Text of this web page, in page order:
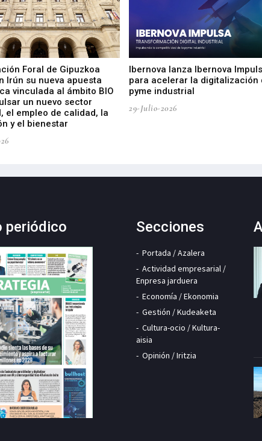
Foral de Gipuzkoa
Irún su nueva apuesta
vinculada al ámbito BIO
un nuevo sector
el empleo de calidad, la
y el bienestar
Ibernova lanza Ibernova
para acelerar la digitalización
pyme industrial
29-Julio-2026
periódico Secciones
Portada / Azalera
Actividad empresarial /
Enpresa jarduera
Economía / Ekonomia
Gestión / Kudeaketa
Cultura-ocio / Kultura-
aisia
Opinión / Iritzia